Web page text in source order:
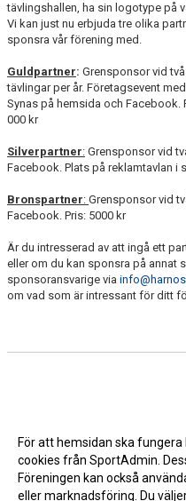
WEBBSHOP
tävlingshallen, ha sin logotype på
Vi kan just nu erbjuda tre olika
sponsra vår förening med.
Guldpartner: Grensponsor vid
tävlingar per år. Företagsevent
Synas på hemsida och Facebook.
000 kr
Silverpartner: Grensponsor vid
Facebook. Plats på reklamtavlan i
Bronspartner: Grensponsor vid
Facebook. Pris: 5000 kr
Är du intresserad av att ingå ett
eller om du kan sponsra på annat
sponsoransvarige via
om vad som är intressant för ditt
För att hemsidan ska
cookies från SportAdmin.
Föreningen kan också
eller marknadsföring. Du